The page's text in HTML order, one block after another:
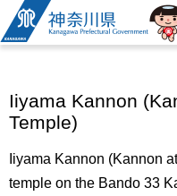
神奈川県
Iiyama Kannon
Temple)
Iiyama Kannon (Kannon
temple on the Bando 33